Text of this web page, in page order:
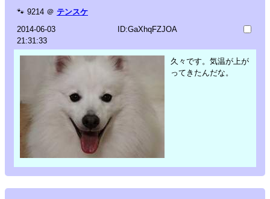
🐾 9214 ＠ テンスケ
2014-06-03
21:31:33
ID:GaXhqFZJOA
久々です。気温が上が
ってきたんだな。